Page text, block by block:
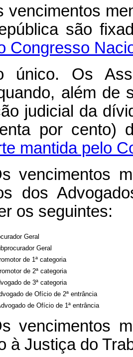
vencimentos
são
Congresso
único. Os
além de
judicial da
por cento)
mantida pelo
vencimentos
dos
os seguintes:
Geral
Geral
de 1ª categoria
de 2ª categoria
de 3ª categoria
de Ofício de 2ª entrância
de Ofício de 1ª entrância
vencimentos
à Justiça do